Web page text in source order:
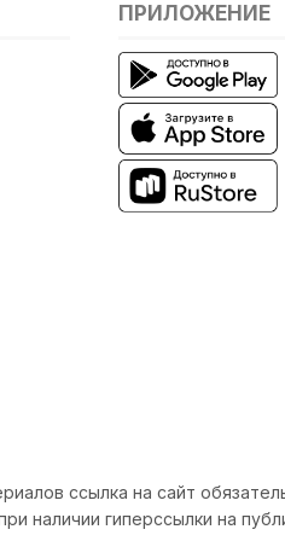
ПРИЛОЖЕНИЕ
ссылка на сайт
наличии гиперссылки на